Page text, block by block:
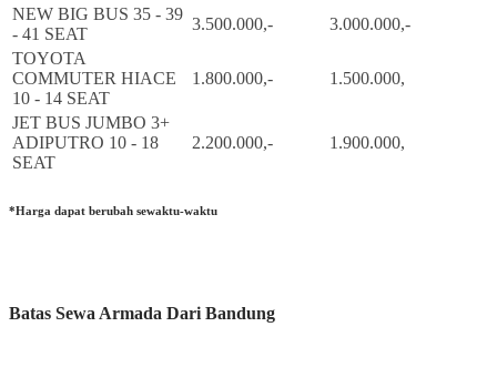
NEW BIG BUS 35 - 39
- 41 SEAT
3.500.000,-
3.000.000,-
TOYOTA
COMMUTER HIACE
10 - 14 SEAT
1.800.000,- 1.500.000,
JET BUS JUMBO 3+
ADIPUTRO 10 - 18
SEAT
2.200.000,- 1.900.000,
*Harga dapat berubah sewaktu-waktu
Batas Sewa Armada Dari Bandung